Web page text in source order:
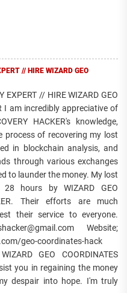
// HIRE WIZARD GEO
EXPERT // HIRE WIZARD GEO
I am incredibly appreciative of
HACKER's knowledge,
process of recovering my lost
in blockchain analysis, and
through various exchanges
to launder the money. My lost
hours by WIZARD GEO
Their efforts are much
their service to everyone.
Website;
geo-coordinates-hack
GEO COORDINATES
you in regaining the money
despair into hope. I'm truly